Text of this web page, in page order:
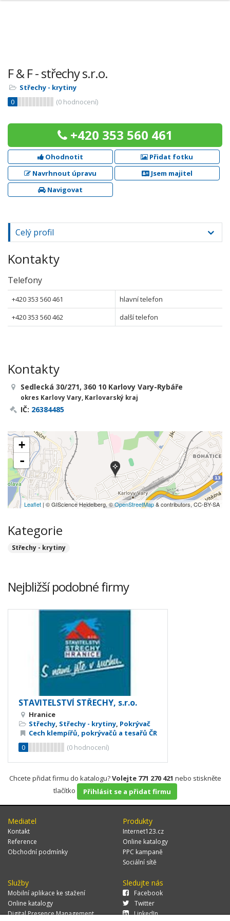
F & F - střechy s.r.o.
Střechy - krytiny
0
(0 hodnocení)
+420 353 560 461
Ohodnotit
Přidat fotku
Navrhnout úpravu
Jsem majitel
Navigovat
Celý profil
Kontakty
Telefony
+420 353 560 461
hlavní telefon
+420 353 560 462
další telefon
Kontakty
Sedlecká 30/271, 360 10 Karlovy Vary-Rybáře
okres Karlovy Vary, Karlovarský kraj
IČ: 26384485
+
-
Leaflet | © GIScience Heidelberg, ©OpenStreetMap& contributors, CC-BY-SA
Kategorie
Střechy - krytiny
Nejbližší podobné firmy
STAVITELSTVÍ STŘECHY, s.r.o.
Hranice
Střechy, Střechy - krytiny, Pokrývač
Cech klempířů, pokrývačů a tesařů ČR
0
(0 hodnocení)
Chcete přidat firmu do katalogu?Volejte 771 270 421 nebo stiskněte
tlačítko
Přihlásit se a přidat firmu
Mediatel
Kontakt
Reference
Obchodní podmínky
Produkty
Internet123.cz
Online katalogy
PPC kampaně
Sociální sítě
Služby
Mobilní aplikace ke stažení
Online katalogy
Digital Presence Management
Sledujte nás
Facebook
Twitter
LinkedIn